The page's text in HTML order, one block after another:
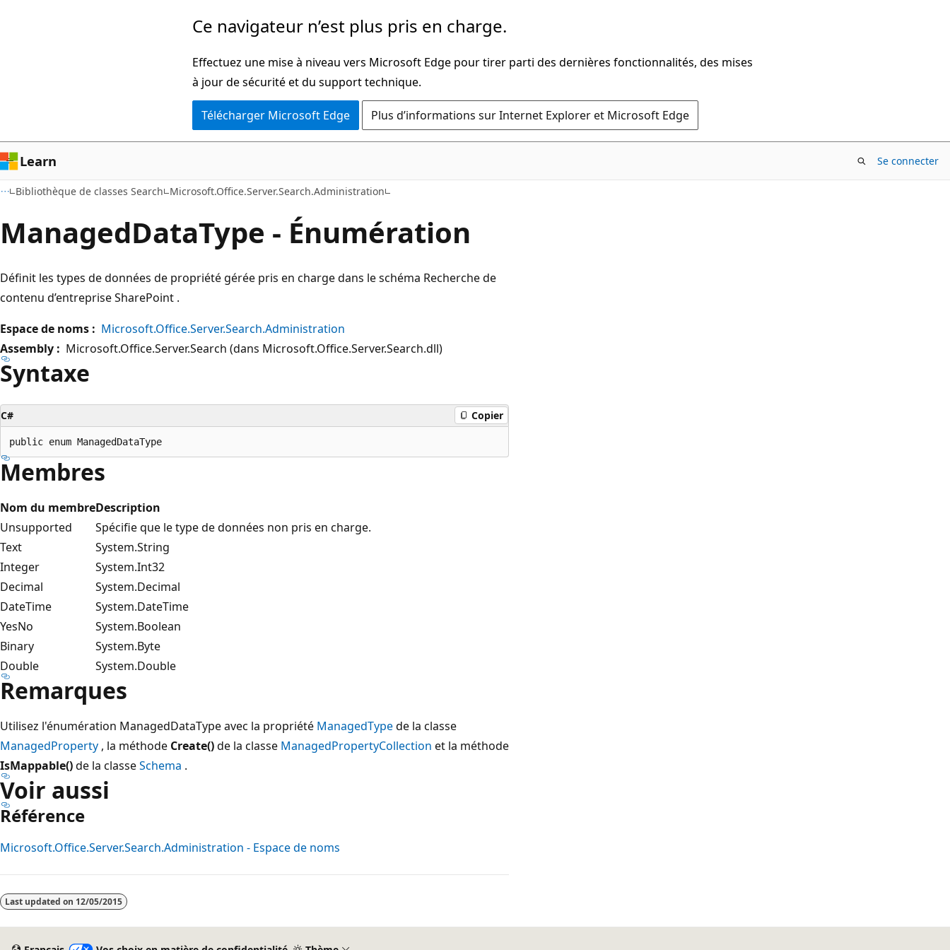
Ce navigateur n’est plus pris en charge.
Effectuez une mise à niveau vers Microsoft Edge pour tirer parti des dernières fonctionnalités, des mises
à jour de sécurité et du support technique.
Télécharger Microsoft Edge Plus d’informations sur Internet Explorer et Microsoft Edge
Learn Se connecter
Bibliothèque de classes Search Microsoft.Office.Server.Search.Administration
ManagedDataType - Énumération
Définit les types de données de propriété gérée pris en charge dans le schéma Recherche de
contenu d’entreprise SharePoint .
Espace de noms : Microsoft.Office.Server.Search.Administration
Assembly : Microsoft.Office.Server.Search (dans Microsoft.Office.Server.Search.dll)
Syntaxe
C# Copier
Membres
Nom du membreDescription
Unsupported
Spécifie que le type de données non pris en charge.
Text
System.String
Integer
System.Int32
Decimal
System.Decimal
DateTime
System.DateTime
YesNo
System.Boolean
Binary
System.Byte
Double
System.Double
Remarques
Utilisez l'énumération ManagedDataType avec la propriété ManagedTypede la classe
ManagedProperty , la méthode Create()de la classe ManagedPropertyCollection et la méthode
IsMappable()de la classeSchema .
Voir aussi
Référence
Microsoft.Office.Server.Search.Administration - Espace de noms
Last updated on 12/05/2015